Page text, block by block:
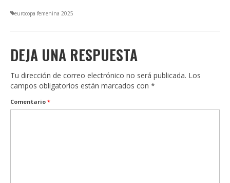
eurocopa femenina 2025
DEJA UNA RESPUESTA
Tu dirección de correo electrónico no será publicada. Los
campos obligatorios están marcados con *
Comentario *